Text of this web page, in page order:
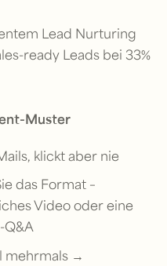
Lead Nurturing
ready Leads bei 33%
Muster
klickt aber nie
das Format –
Video oder eine
Q&A
mehrmals →